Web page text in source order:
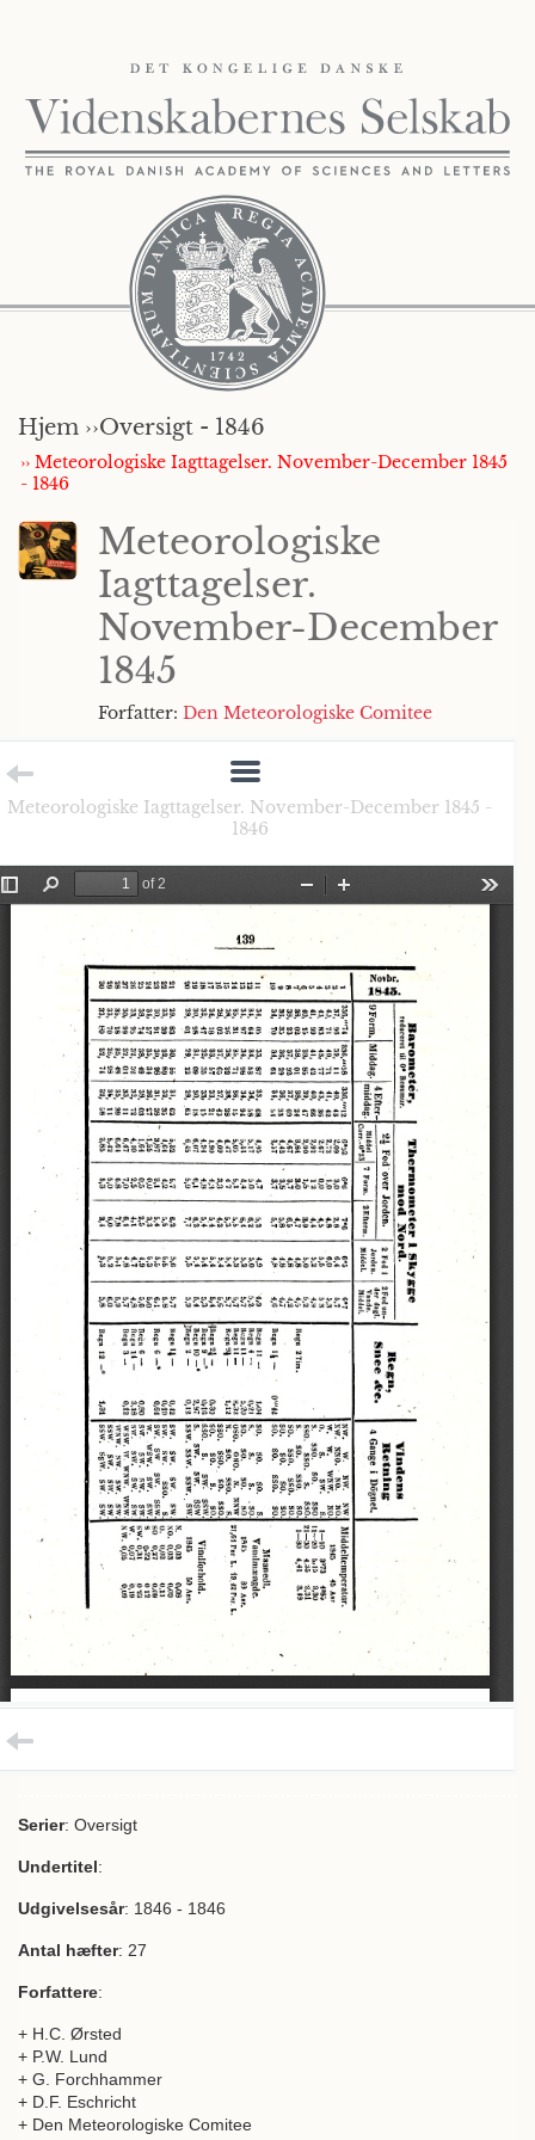
Hjem ››Oversigt - 1846
›› Meteorologiske Iagttagelser. November-December 1845
- 1846
Meteorologiske
Iagttagelser.
November-December
1845
Forfatter: Den Meteorologiske Comitee
Meteorologiske Iagttagelser. November-December 1845 -
1846
Serier: Oversigt
Undertitel:
Udgivelsesår: 1846 - 1846
Antal hæfter: 27
Forfattere:
+ H.C. Ørsted
+ P.W. Lund
+ G. Forchhammer
+ D.F. Eschricht
+ Den Meteorologiske Comitee